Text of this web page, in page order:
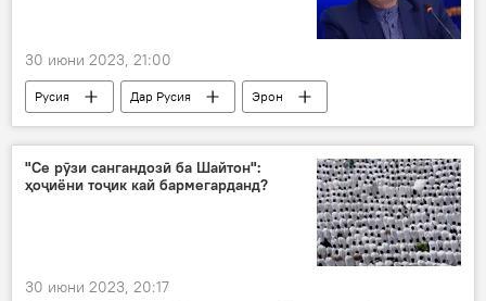
30 июни 2023, 21:00
Русия Дар Русия
Эрон
сафир
изҳорот
Владимир Путин
Қуръони Карим
Қуръон
китоб
Ислом
мусалмонон
"Се рӯзи сангандозӣ ба Шайтон":
ҳоҷиёни тоҷик кай бармегарданд?
30 июни 2023, 20:17